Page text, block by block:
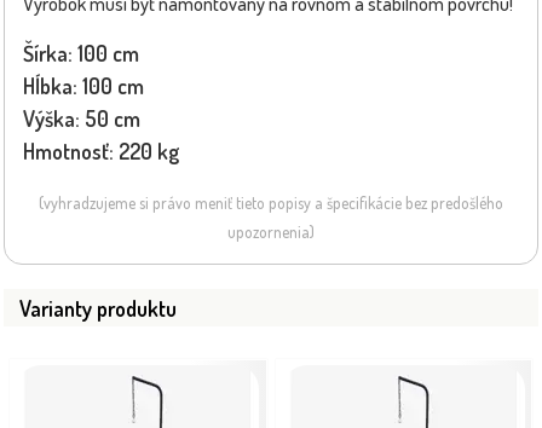
Šírka: 100 cm
Hĺbka: 100 cm
Výška: 50 cm
Hmotnosť: 220 kg
(vyhradzujeme si právo meniť tieto popisy a špecifikácie bez predošlého
upozornenia)
Varianty produktu